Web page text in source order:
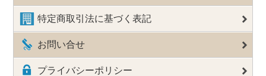
特定商取引法に基づく表記
お問い合せ
プライバシーポリシー